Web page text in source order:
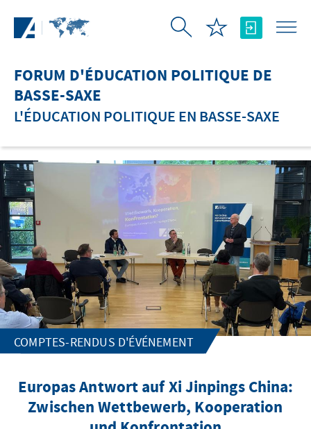
FORUM D'ÉDUCATION POLITIQUE DE
BASSE-SAXE
L'ÉDUCATION POLITIQUE EN BASSE-SAXE
COMPTES-RENDUS D'ÉVÉNEMENT
Europas Antwort auf Xi Jinpings China:
Zwischen Wettbewerb, Kooperation